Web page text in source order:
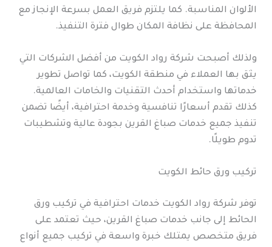
الألوان المناسبة. كما يلتزم فريق العمل بسرعة الإنجاز مع
المحافظة على نظافة المكان طوال فترة التنفيذ.
ولذلك أصبحت شركة رواد الكويت من أفضل الشركات التي
يثق بها العملاء في منطقة الكويت، كما تواصل تطوير
خدماتها واستخدام أحدث التقنيات والخامات العالمية.
كذلك تقدم أسعارًا تنافسية وخدمة احترافية، أيضًا تضمن
تنفيذ جميع خدمات صباغ القرين بجودة عالية وتشطيبات
تدوم طويلًا.
تركيب ورق حائط الكويت
توفر شركة رواد الكويت خدمات احترافية في تركيب ورق
الحائط إلى جانب خدمات صباغ القرين، حيث تعتمد على
فريق متخصص يمتلك خبرة واسعة في تركيب جميع أنواع